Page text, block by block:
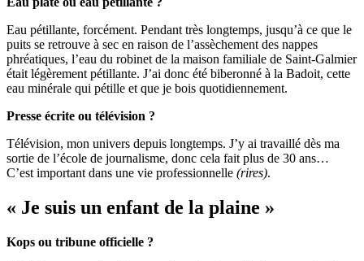
Eau pétillante, forcément. Pendant très longtemps, jusqu’à ce que le
puits se retrouve à sec en raison de l’assèchement des nappes
phréatiques, l’eau du robinet de la maison familiale de Saint-Galmier
était légèrement pétillante. J’ai donc été biberonné à la Badoit, cette
eau minérale qui pétille et que je bois quotidiennement.
Presse écrite ou télévision ?
Télévision, mon univers depuis longtemps. J’y ai travaillé dès ma
sortie de l’école de journalisme, donc cela fait plus de 30 ans…
C’est important dans une vie professionnelle (rires).
« Je suis un enfant de la plaine »
Kops ou tribune officielle ?